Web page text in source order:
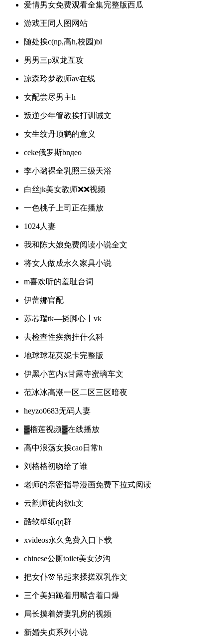
爱情男女免费观看全集完整版西瓜
游戏王同人图网站
随处挨c(np,高h,校园)bl
男男三p双龙互攻
凉森玲梦教师av在线
女配尝尽男主h
叛逆少年管教挨打训诫文
女生纹丹顶鹤的意义
ceke俄罗斯bnдeo
李小璐裸全乳照三级天浴
白丝jk美女教师❌❌视频
一色桃子上司正在播放
1024人妻
我和陈大娘免费阅读小说全文
将女人做成永久家具小说
m喜欢听的羞耻台词
伊蕾娜官配
苏芯瑞tk—挠脚心丨vk
去检查性疾病挂什么科
地球球花莫妮卡完整版
伊黑小芭内x甘露寺蜜璃车文
范冰冰高潮一区二区三区暗夜
heyzo0683无码人妻
▓榴莲视频▓在线播放
高中浪荡女挨cao日常h
刘格格初吻给了谁
老师的亲密指导漫画免费下拉式阅读
云韵师徒肉欲h文
酷软壁纸qq群
xvideos永久免费入口下载
chinese公厕toilet美女汐沟
把女仆🌸吊起来揉搓双乳作文
三个美妇跪着用嘴含着口爆
局长摸着娇妻乳房的视频
新婚失贞系列小说